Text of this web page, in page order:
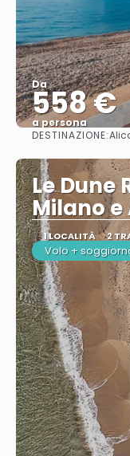
Da
558 €
a persona
DESTINAZIONE:
Le Dune
Milano e
1 LOCALITÀ 2
Volo +